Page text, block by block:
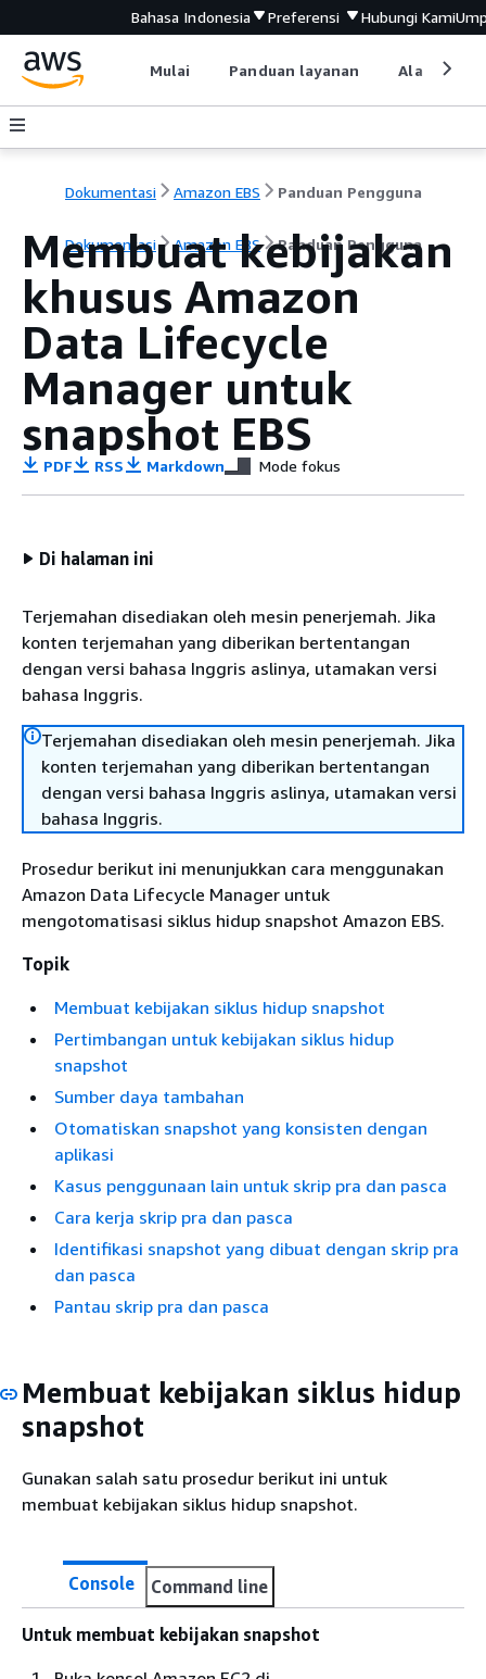
Bahasa Indonesia Preferensi Hubungi Kami
Mulai Panduan layanan Alat
Dokumentasi Amazon EBS Panduan Pengguna
Dokumentasi Amazon EBS Panduan Pengguna
Membuat kebijakan
khusus Amazon
Data Lifecycle
Manager untuk
snapshot EBS
PDF RSS Markdown Mode fokus
Di halaman ini
Terjemahan disediakan oleh mesin penerjemah. Jika
konten terjemahan yang diberikan bertentangan
dengan versi bahasa Inggris aslinya, utamakan versi
bahasa Inggris.
Terjemahan disediakan oleh mesin penerjemah. Jika
konten terjemahan yang diberikan bertentangan
dengan versi bahasa Inggris aslinya, utamakan versi
bahasa Inggris.
Prosedur berikut ini menunjukkan cara menggunakan
Amazon Data Lifecycle Manager untuk
mengotomatisasi siklus hidup snapshot Amazon EBS.
Topik
Membuat kebijakan siklus hidup snapshot
Pertimbangan untuk kebijakan siklus hidup
snapshot
Sumber daya tambahan
Otomatiskan snapshot yang konsisten dengan
aplikasi
Kasus penggunaan lain untuk skrip pra dan pasca
Cara kerja skrip pra dan pasca
Identifikasi snapshot yang dibuat dengan skrip pra
dan pasca
Pantau skrip pra dan pasca
Membuat kebijakan siklus hidup
snapshot
Gunakan salah satu prosedur berikut ini untuk
membuat kebijakan siklus hidup snapshot.
Console Command line
Untuk membuat kebijakan snapshot